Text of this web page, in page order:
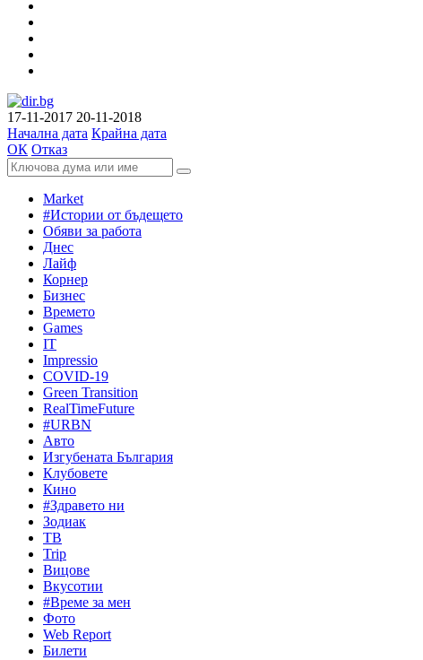
17-11-2017 20-11-2018
Начална дата Крайна дата
ОК Отказ
Market
#Истории от бъдещето
Обяви за работа
Днес
Лайф
Корнер
Бизнес
Времето
Games
IT
Impressio
COVID-19
Green Transition
RealTimeFuture
#URBN
Авто
Изгубената България
Клубовете
Кино
#Здравето ни
Зодиак
ТВ
Trip
Вицове
Вкусотии
#Време за мен
Фото
Web Report
Билети